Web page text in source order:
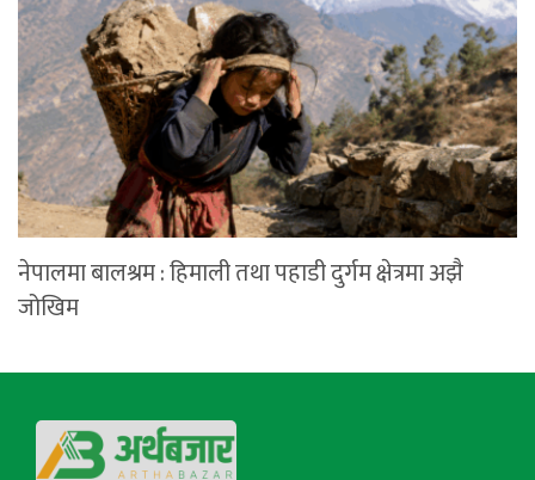
नेपालमा बालश्रम : हिमाली तथा पहाडी दुर्गम क्षेत्रमा अझै
जोखिम